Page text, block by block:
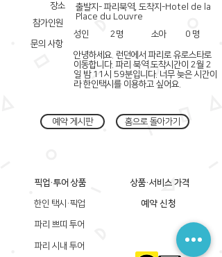
장소
참가인원
문의 사항
출발지- 파리북역, 도착지-Hotel de la
Place du Louvre
성인
2명 소아 0 명
안녕하세요. 런던에서 파리로 유로스타로
이동합니다. 파리 북역 도착시간이 2월 2
일 밤 11시 59분입니다. 너무 늦은 시간이
라 한인택시를 이용하고 싶어요.
예약 게시판 홈으로 돌아가기
픽업·투어 상품
한인 택시·픽업
상품·서비스 가격
예약 신청
파리 쁘띠 투어
파리 시내 투어